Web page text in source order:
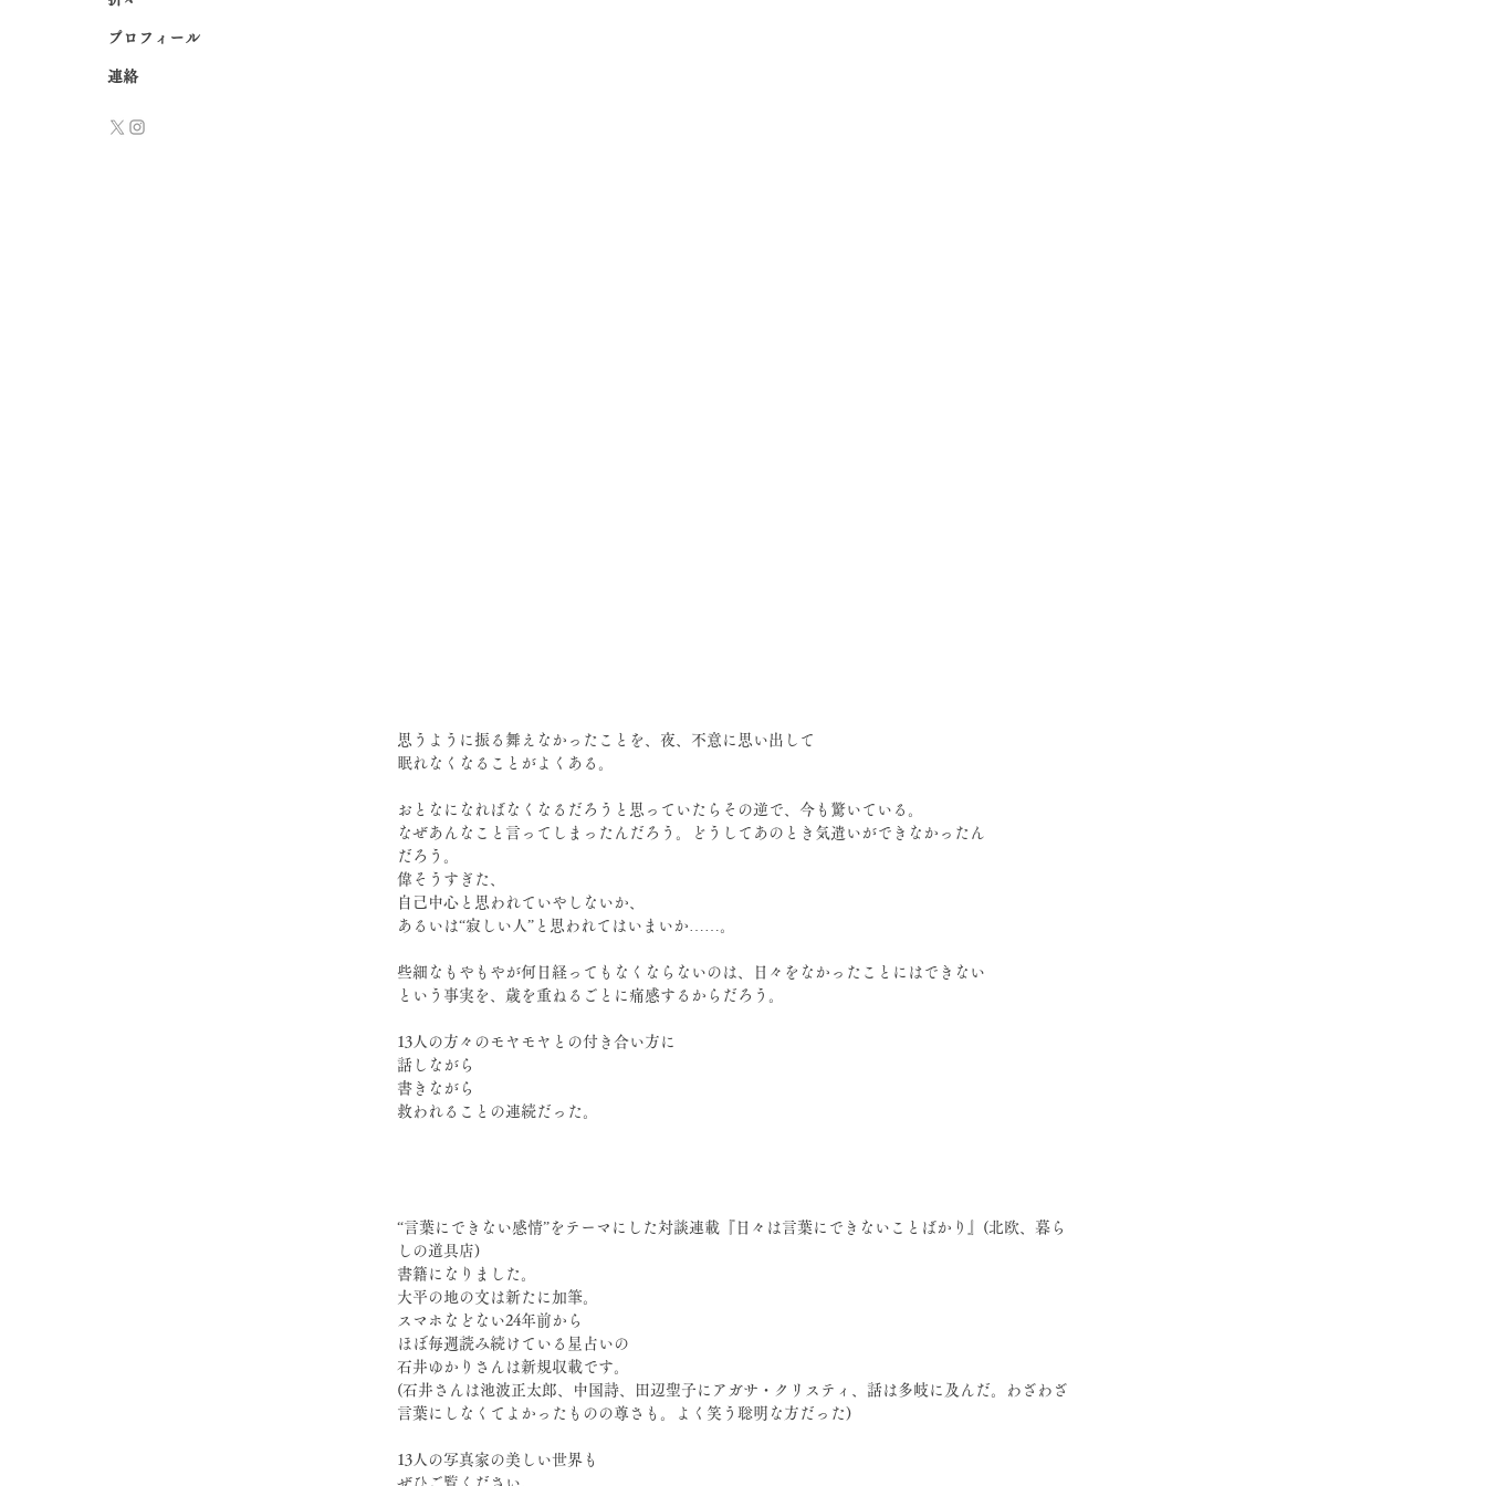
思うように振る舞えなかったことを、夜、不意に思い出して
眠れなくなることがよくある。
おとなになればなくなるだろうと思っていたらその逆で、今も驚いている。
なぜあんなこと言ってしまったんだろう。どうしてあのとき気遣いができなかったん
だろう。
偉そうすぎた、
自己中心と思われていやしないか、
あるいは“寂しい人”と思われてはいまいか……。
些細なもやもやが何日経ってもなくならないのは、日々をなかったことにはできない
という事実を、歳を重ねるごとに痛感するからだろう。
13人の方々のモヤモヤとの付き合い方に
話しながら
書きながら
救われることの連続だった。
“言葉にできない感情”をテーマにした対談連載『日々は言葉にできないことばかり』(北欧、暮ら
しの道具店)
書籍になりました。
大平の地の文は新たに加筆。
スマホなどない24年前から
ほぼ毎週読み続けている星占いの
石井ゆかりさんは新規収載です。
(石井さんは池波正太郎、中国詩、田辺聖子にアガサ・クリスティ、話は多岐に及んだ。わざわざ
言葉にしなくてよかったものの尊さも。よく笑う聡明な方だった)
13人の写真家の美しい世界も
プロフィール
連絡